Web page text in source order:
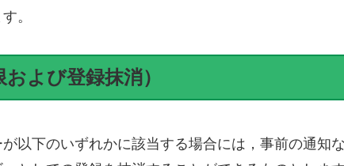
。
よび登録抹消）
以下のいずれかに該当する場合には，事前の通